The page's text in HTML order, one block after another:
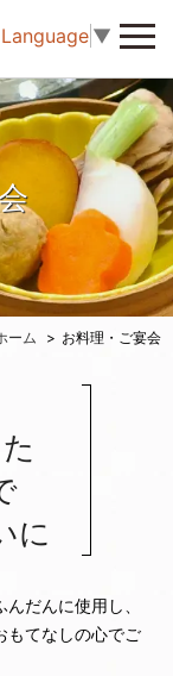
▼
ーム お料理・ご宴会
に
だんに使用し、
もてなしの心でご